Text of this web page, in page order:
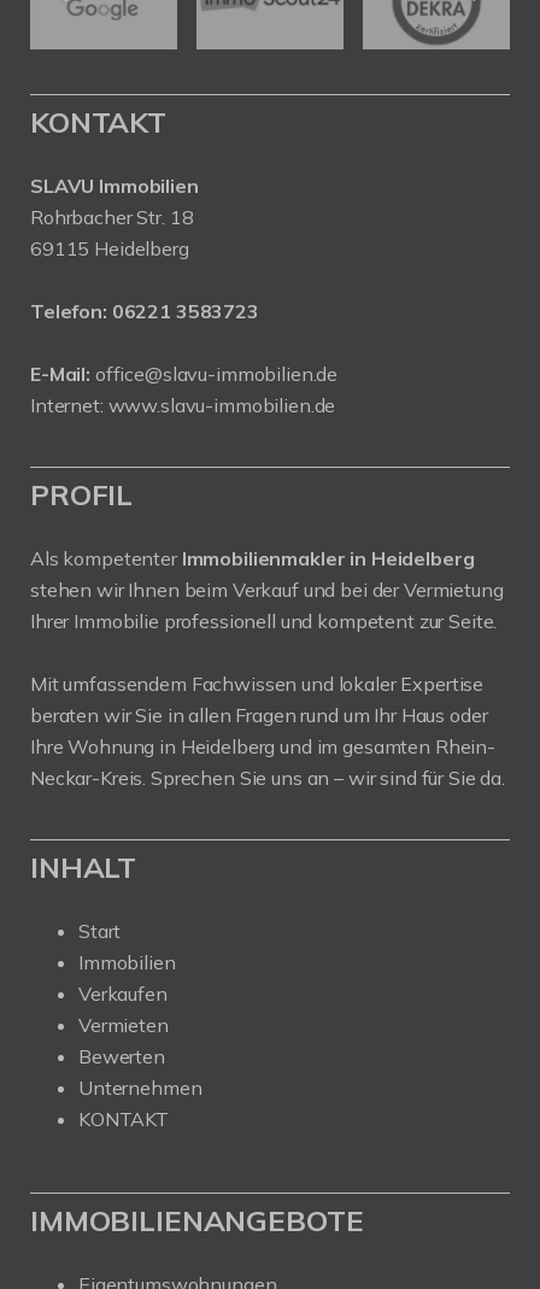
KONTAKT
SLAVU Immobilien
Rohrbacher Str. 18
69115 Heidelberg
Telefon: 06221 3583723
E-Mail: office@slavu-immobilien.de
Internet: www.slavu-immobilien.de
PROFIL
Als kompetenter Immobilienmakler in Heidelberg
stehen wir Ihnen beim Verkauf und bei der Vermietung
Ihrer Immobilie professionell und kompetent zur Seite.
Mit umfassendem Fachwissen und lokaler Expertise
beraten wir Sie in allen Fragen rund um Ihr Haus oder
Ihre Wohnung in Heidelberg und im gesamten Rhein-
Neckar-Kreis. Sprechen Sie uns an – wir sind für Sie da.
INHALT
Start
Immobilien
Verkaufen
Vermieten
Bewerten
Unternehmen
KONTAKT
IMMOBILIENANGEBOTE